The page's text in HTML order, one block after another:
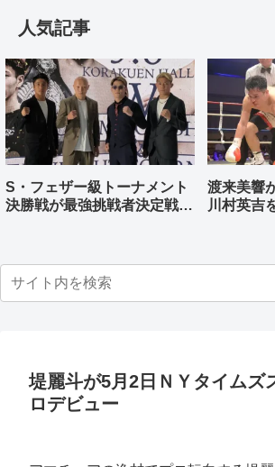
人気記事
S・フェザー級トーナメント
決勝戦が最強挑戦者決定戦兼
渡来美響
川村英吉
堤麗斗が5月2日ＮＹタイムズ
ロデビュー